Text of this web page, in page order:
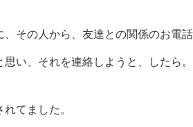
、その人から、友達との関係のお電
思い、それを連絡しようと、したら。
てました。